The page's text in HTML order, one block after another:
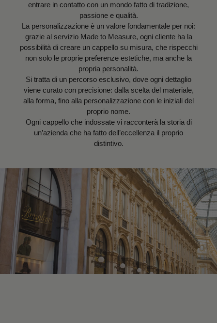
entrare in contatto con un mondo fatto di tradizione,
passione e qualità.
La personalizzazione è un valore fondamentale per noi:
grazie al servizio Made to Measure, ogni cliente ha la
possibilità di creare un cappello su misura, che rispecchi
non solo le proprie preferenze estetiche, ma anche la
propria personalità.
Si tratta di un percorso esclusivo, dove ogni dettaglio
viene curato con precisione: dalla scelta del materiale,
alla forma, fino alla personalizzazione con le iniziali del
proprio nome.
Ogni cappello che indossate vi racconterà la storia di
un’azienda che ha fatto dell’eccellenza il proprio
distintivo.